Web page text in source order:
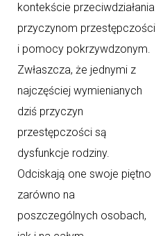
kontekście przeciwdziałania
przyczynom przestępczości
i pomocy pokrzywdzonym.
Zwłaszcza, że jednymi z
najczęściej wymienianych
dziś przyczyn
przestępczości są
dysfunkcje rodziny.
Odciskają one swoje piętno
zarówno na
poszczególnych osobach,